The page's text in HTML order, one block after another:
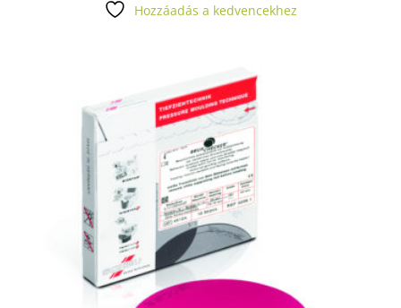
Hozzáadás a kedvencekhez